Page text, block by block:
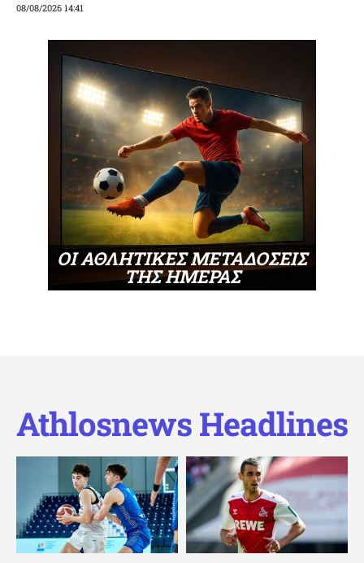
08/08/2026 14:41
ΟΙ ΑΘΛΗΤΙΚΕΣ ΜΕΤΑΔΟΣΕΙΣ
ΤΗΣ ΗΜΕΡΑΣ
Athlosnews Headlines